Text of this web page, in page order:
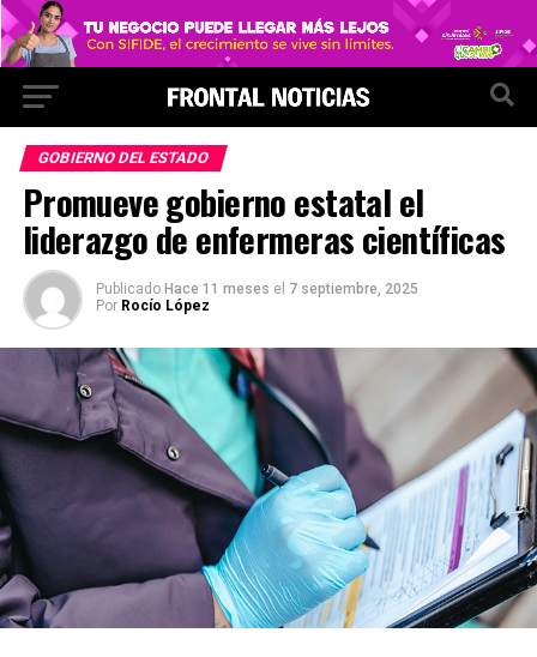
GOBIERNO DEL ESTADO
Promueve gobierno estatal el
liderazgo de enfermeras científicas
Publicado Hace 11 meses el 7 septiembre, 2025
Por Rocío López